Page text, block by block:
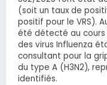
(soit un taux de
positif pour le VRS).
été détecté au
des virus Influenza
consultant pour la
du type A (H3N2),
identifiés.